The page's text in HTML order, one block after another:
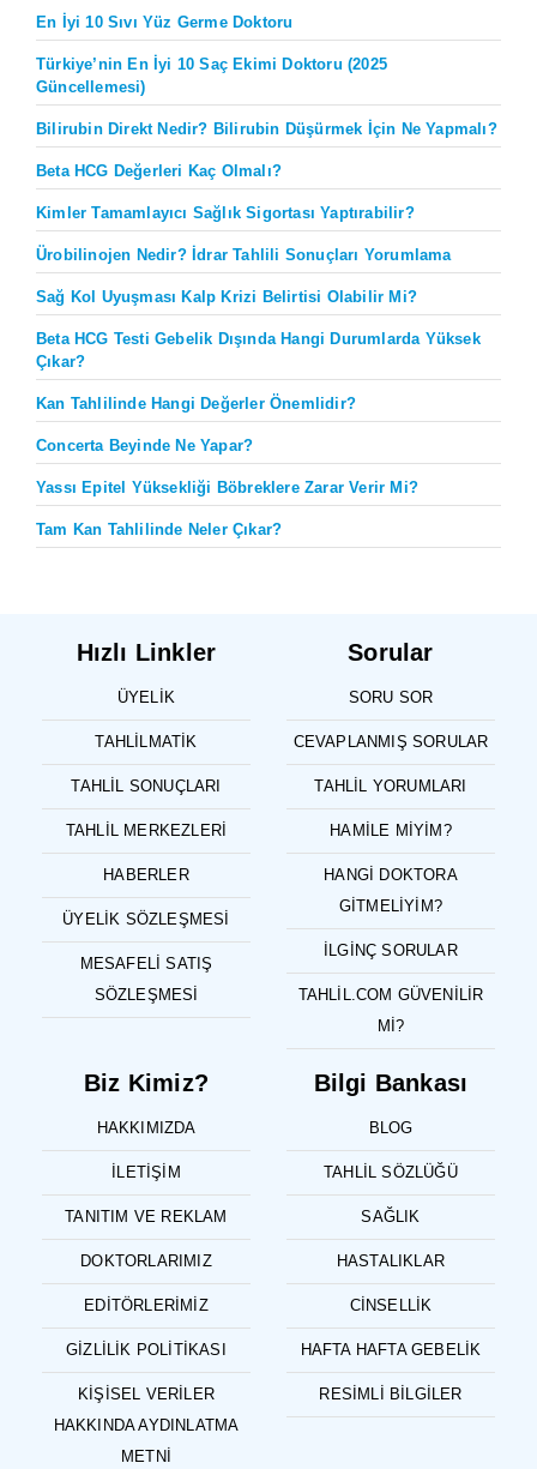
En İyi 10 Sıvı Yüz Germe Doktoru
Türkiye’nin En İyi 10 Saç Ekimi Doktoru (2025
Güncellemesi)
Bilirubin Direkt Nedir? Bilirubin Düşürmek İçin Ne Yapmalı?
Beta HCG Değerleri Kaç Olmalı?
Kimler Tamamlayıcı Sağlık Sigortası Yaptırabilir?
Ürobilinojen Nedir? İdrar Tahlili Sonuçları Yorumlama
Sağ Kol Uyuşması Kalp Krizi Belirtisi Olabilir Mi?
Beta HCG Testi Gebelik Dışında Hangi Durumlarda Yüksek
Çıkar?
Kan Tahlilinde Hangi Değerler Önemlidir?
Concerta Beyinde Ne Yapar?
Yassı Epitel Yüksekliği Böbreklere Zarar Verir Mi?
Tam Kan Tahlilinde Neler Çıkar?
Hızlı Linkler
ÜYELIK
TAHLILMATIK
TAHLIL SONUÇLARI
TAHLIL MERKEZLERI
HABERLER
ÜYELIK SÖZLEŞMESI
MESAFELI SATIŞ
SÖZLEŞMESI
Sorular
SORU SOR
CEVAPLANMIŞ SORULAR
TAHLIL YORUMLARI
HAMILE MIYIM?
HANGI DOKTORA
GITMELIYIM?
İLGINÇ SORULAR
TAHLIL.COM GÜVENILIR
MI?
Biz Kimiz?
HAKKIMIZDA
İLETIŞIM
TANITIM VE REKLAM
DOKTORLARIMIZ
EDITÖRLERIMIZ
GIZLILIK POLITIKASI
KIŞISEL VERILER
HAKKINDA AYDINLATMA
METNI
Bilgi Bankası
BLOG
TAHLIL SÖZLÜĞÜ
SAĞLIK
HASTALIKLAR
CINSELLIK
HAFTA HAFTA GEBELIK
RESIMLI BILGILER